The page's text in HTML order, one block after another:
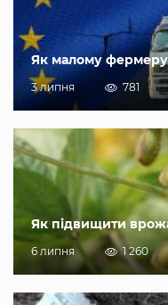
Як малому
3 липня 781
Як підвищити
6 липня 1 260